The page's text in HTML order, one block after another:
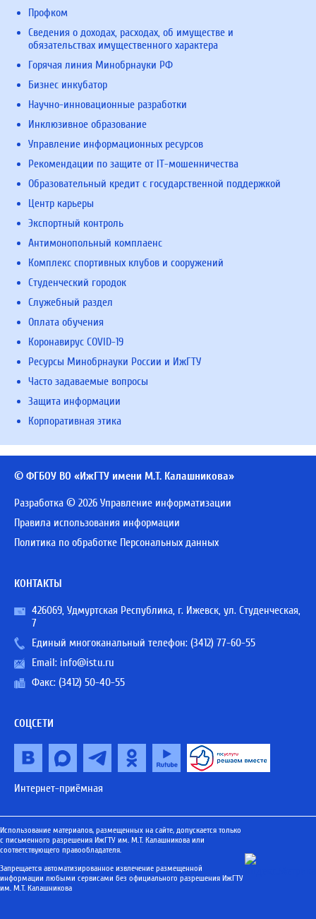
Профком
Сведения о доходах, расходах, об имуществе и
обязательствах имущественного характера
Горячая линия Минобрнауки РФ
Бизнес инкубатор
Научно-инновационные разработки
Инклюзивное образование
Управление информационных ресурсов
Рекомендации по защите от IT-мошенничества
Образовательный кредит с государственной поддержкой
Центр карьеры
Экспортный контроль
Антимонопольный комплаенс
Комплекс спортивных клубов и сооружений
Студенческий городок
Служебный раздел
Оплата обучения
Коронавирус COVID-19
Ресурсы Минобрнауки России и ИжГТУ
Часто задаваемые вопросы
Защита информации
Корпоративная этика
© ФГБОУ ВО «ИжГТУ имени М.Т. Калашникова»
Разработка © 2026 Управление информатизации
Правила использования информации
Политика по обработке Персональных данных
КОНТАКТЫ
426069, Удмуртская Республика, г. Ижевск, ул. Студенческая,
7
Единый многоканальный телефон: (3412) 77-60-55
Email: info@istu.ru
Факс: (3412) 50-40-55
СОЦСЕТИ
Интернет-приёмная
Использование материалов, размещенных на сайте, допускается только
с письменного разрешения ИжГТУ им. М.Т. Калашникова или
соответствующего правообладателя.
Запрещается автоматизированное извлечение размещенной
информации любыми сервисами без официального разрешения ИжГТУ
им. М.Т. Калашникова